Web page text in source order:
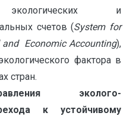
экологических и
счетов (System for
and Economic Accounting),
фактора в
стран.
эколого-
к устойчивому